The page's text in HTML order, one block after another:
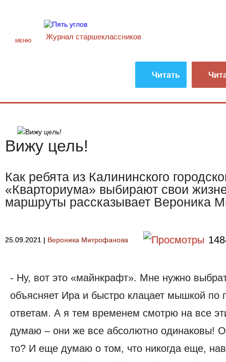
МЕНЮ Журнал старшекласcников
Читать
Вижу цель!
Как ребята из Калининского
«Кварториума» выбирают свои
маршруты рассказывает Вероника
25.09.2021 | Вероника Митрофанова
- Ну, вот это «майнкрафт». Мне нужно
объясняет Ира и быстро клацает мышкой по
ответам. А я тем временем смотрю на все
думаю – они же все абсолютно одинаковы! О
то? И еще думаю о том, что никогда еще,